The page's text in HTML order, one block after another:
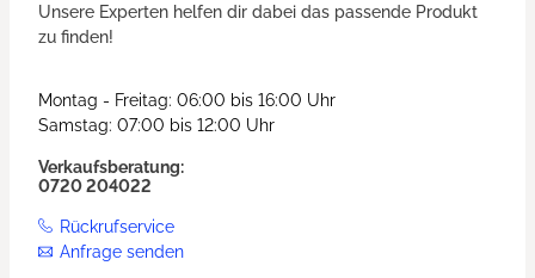
Unsere Experten helfen dir dabei das passende Produkt
zu finden!
Montag - Freitag: 06:00 bis 16:00 Uhr
Samstag: 07:00 bis 12:00 Uhr
Verkaufsberatung:
0720 204022
Rückrufservice
Anfrage senden